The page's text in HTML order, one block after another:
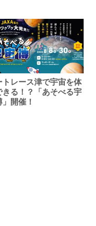
トレース津で宇宙を体
きる！？「あそべる宇
開催！